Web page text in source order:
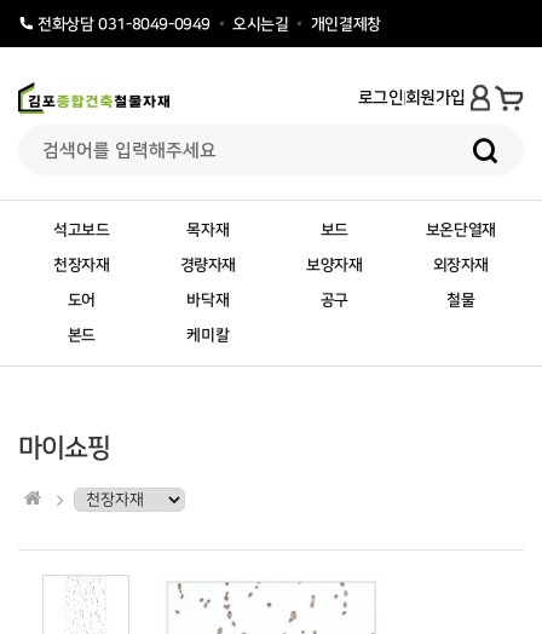
전화상담 031-8049-0949 오시는길 개인결제창
로그인회원가입
석고보드 목자재 보드 보온단열재
천장자재 경량자재 보양자재 외장자재
도어 바닥재 공구 철물
본드 케미칼
마이쇼핑